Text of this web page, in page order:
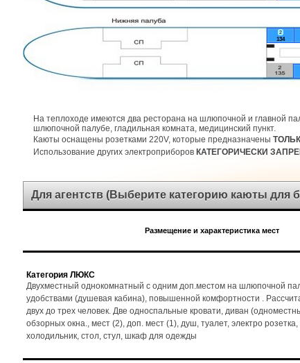
2
134
На теплоходе имеются два ресторана на шлюпочной и главной
шлюпочной палубе, гладильная комната, медицинский пункт.
Каюты оснащены розетками 220V, которые предназначены
Использование других электроприборов КАТЕГОРИЧЕСКИ
Для агентств (Выберите категорию каюты для
Размещение и характеристика мест
Категория ЛЮКС
Двухместный однокомнатный с одним доп.местом на шлюпочной
удобствами (душевая кабина), повышенной комфортности .
двух до трех человек. Две односпальные кровати, диван
обзорных окна., мест (2), доп. мест (1), душ, туалет, электро
холодильник, стол, стул, шкаф для одежды